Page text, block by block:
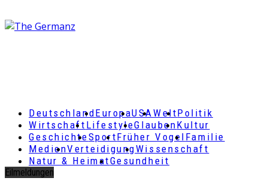
DeutschlandEuropaUSAWeltPolitik
Wirtschaft LifestyleGlaubenKultur
GeschichteSportFrüher Vogel Familie
MedienVerteidigungWissenschaft
Natur & HeimatGesundheit
Eilmeldungen